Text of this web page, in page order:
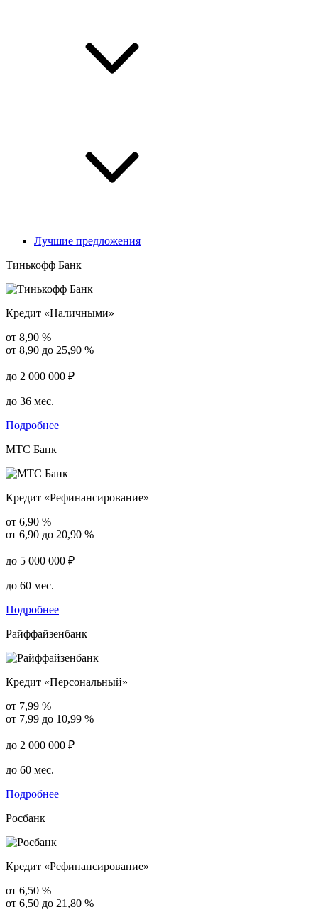
Лучшие предложения
Тинькофф Банк
Кредит «Наличными»
от 8,90 %
от 8,90 до 25,90 %
до 2 000 000 ₽
до 36 мес.
Подробнее
МТС Банк
Кредит «Рефинансирование»
от 6,90 %
от 6,90 до 20,90 %
до 5 000 000 ₽
до 60 мес.
Подробнее
Райффайзенбанк
Кредит «Персональный»
от 7,99 %
от 7,99 до 10,99 %
до 2 000 000 ₽
до 60 мес.
Подробнее
Росбанк
Кредит «Рефинансирование»
от 6,50 %
от 6,50 до 21,80 %